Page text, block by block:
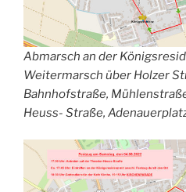
Abmarsch an der
Weitermarsch über Holzer
Bahnhofstraße,
Heuss- Straße,